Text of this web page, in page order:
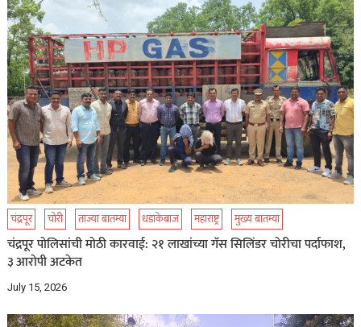
चंद्रपूर चोरी ताज्या बातम्या धडाकेबाज महाराष्ट्र मुख्य बातम्या
चंद्रपूर पोलिसांची मोठी कारवाई: २१ लाखांच्या गॅस सिलिंडर चोरीचा पर्दाफाश,
३ आरोपी अटकेत
July 15, 2026